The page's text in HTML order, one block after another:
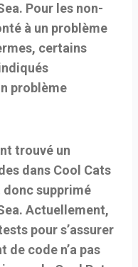
Pour les non-
à un problème
certains
problème
trouvé un
dans Cool Cats
donc supprimé
Actuellement,
pour s’assurer
de code n’a pas